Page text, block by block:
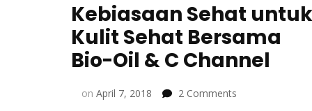
Kebiasaan Sehat untuk
Kulit Sehat Bersama
Bio-Oil & C Channel
on April 7, 2018 2 Comments